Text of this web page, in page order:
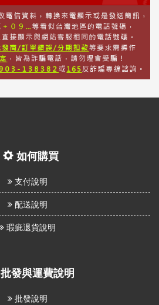
如何購買
支付說明
配送說明
瑕疵退貨說明
批發與運費說明
批發說明